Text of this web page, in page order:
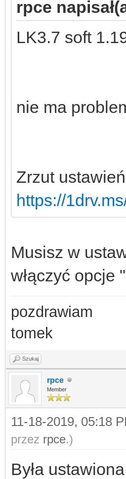
rpce
LK3.7 soft
nie ma
Zrzut ustawień
https://
Musisz w
włączyć opcje
pozdrawiam
tomek
Szukaj
rpce
Member
11-18-2019, 05:18
przez rpce.)
Była